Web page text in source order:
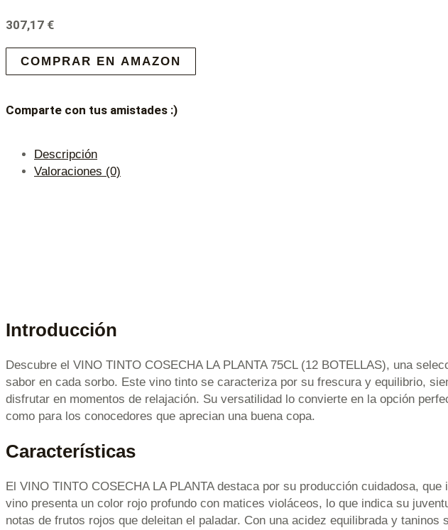
307,17 €
COMPRAR EN AMAZON
Comparte con tus amistades :)
Descripción
Valoraciones (0)
Introducción
Descubre el VINO TINTO COSECHA LA PLANTA 75CL (12 BOTELLAS), una
sabor en cada sorbo. Este vino tinto se caracteriza por su frescura y equilibrio,
disfrutar en momentos de relajación. Su versatilidad lo convierte en la opción
como para los conocedores que aprecian una buena copa.
Características
El VINO TINTO COSECHA LA PLANTA destaca por su producción cuidadosa,
vino presenta un color rojo profundo con matices violáceos, lo que indica su
notas de frutos rojos que deleitan el paladar. Con una acidez equilibrada y